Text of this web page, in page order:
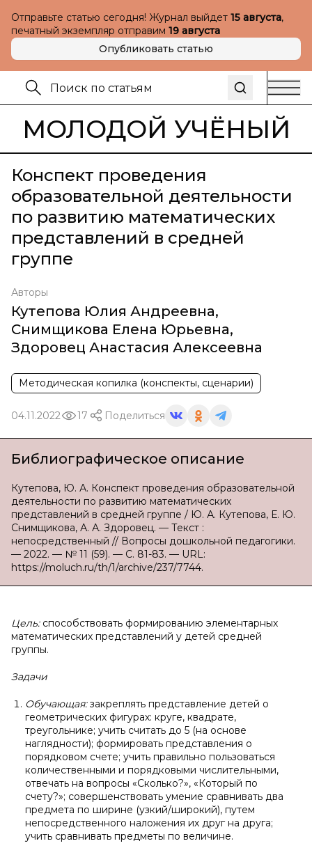
Отправьте статью сегодня! Журнал выйдет 15 августа,
печатный экземпляр отправим 19 августа
Опубликовать статью
МОЛОДОЙ УЧЁНЫЙ
Конспект проведения
образовательной деятельности
по развитию математических
представлений в средней
группе
Авторы
Кутепова Юлия Андреевна,
Снимщикова Елена Юрьевна,
Здоровец Анастасия Алексеевна
Методическая копилка (конспекты, сценарии)
04.11.2022 17 Поделиться
Библиографическое описание
Кутепова, Ю. А. Конспект проведения образовательной
деятельности по развитию математических
представлений в средней группе / Ю. А. Кутепова, Е. Ю.
Снимщикова, А. А. Здоровец. — Текст :
непосредственный // Вопросы дошкольной педагогики.
— 2022. — № 11 (59). — С. 81-83. — URL:
https://moluch.ru/th/1/archive/237/7744.
Цель: способствовать формированию элементарных
математических представлений у детей средней
группы.
Задачи
Обучающая:закреплять представление детей о
геометрических фигурах: круге, квадрате,
треугольнике; учить считать до 5 (на основе
наглядности); формировать представления о
порядковом счете; учить правильно пользоваться
количественными и порядковыми числительными,
отвечать на вопросы «Сколько?», «Который по
счету?»; совершенствовать умение сравнивать два
предмета по ширине (узкий/широкий), путем
непосредственного наложения их друг на друга;
учить сравнивать предметы по величине.